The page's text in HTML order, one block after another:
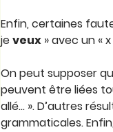
Enfin, certaines
jeveux» avec un «
On peut supposer
peuvent être liées
allé… ». D’autres
grammaticales.